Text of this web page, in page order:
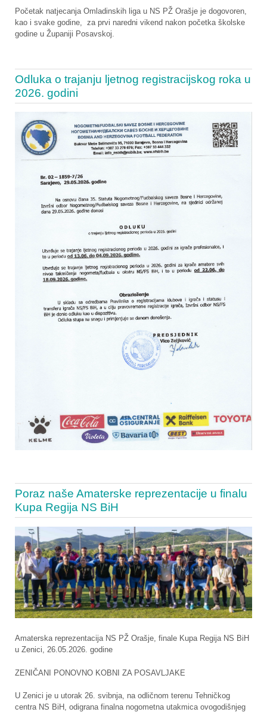
Početak natjecanja Omladinskih liga u NS PŽ Orašje je dogovoren,
kao i svake godine, za prvi naredni vikend nakon početka školske
godine u Županiji Posavskoj.
Odluka o trajanju ljetnog registracijskog roka u
2026. godini
Poraz naše Amaterske reprezentacije u finalu
Kupa Regija NS BiH
Amaterska reprezentacija NS PŽ Orašje, finale Kupa Regija NS BiH
u Zenici, 26.05.2026. godine
ZENIČANI PONOVNO KOBNI ZA POSAVLJAKE
U Zenici je u utorak 26. svibnja, na odličnom terenu Tehničkog
centra NS BiH, odigrana finalna nogometna utakmica ovogodišnjeg